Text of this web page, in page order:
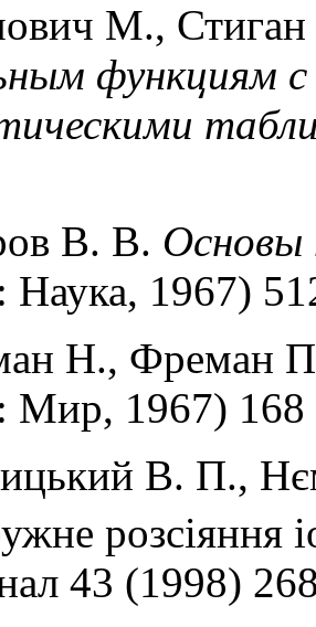
М.,
функциям
В. В. Основы
Наука, 1967)
Н., Фреман
Мир, 1967) 168
В. П.,
розсіяння
43 (1998)